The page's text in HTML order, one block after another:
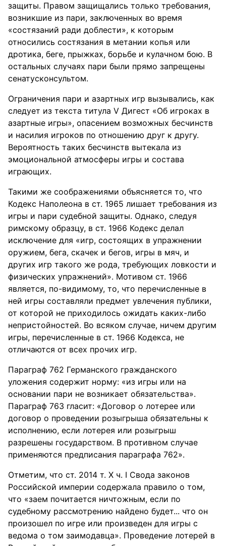
защиты. Правом защищались только требования,
возникшие из пари, заключенных во время
«состязаний ради доблести», к которым
относились состязания в метании копья или
дротика, беге, прыжках, борьбе и кулачном бою. В
остальных случаях пари были прямо запрещены
сенатусконсультом.
Ограничения пари и азартных игр вызывались, как
следует из текста титула V Дигест «Об игроках в
азартные игры», опасением возможных бесчинств
и насилия игроков по отношению друг к другу.
Вероятность таких бесчинств вытекала из
эмоциональной атмосферы игры и состава
играющих.
Такими же соображениями объясняется то, что
Кодекс Наполеона в ст. 1965 лишает требования из
игры и пари судебной защиты. Однако, следуя
римскому образцу, в ст. 1966 Кодекс делал
исключение для «игр, состоящих в упражнении
оружием, бега, скачек и бегов, игры в мяч, и
других игр такого же рода, требующих ловкости и
физических упражнений». Мотивом ст. 1966
является, по-видимому, то, что перечисленные в
ней игры составляли предмет увлечения публики,
от которой не приходилось ожидать каких-либо
непристойностей. Во всяком случае, ничем другим
игры, перечисленные в ст. 1966 Кодекса, не
отличаются от всех прочих игр.
Параграф 762 Германского гражданского
уложения содержит норму: «из игры или на
основании пари не возникает обязательства».
Параграф 763 гласит: «Договор о лотерее или
договор о проведении розыгрыша обязательны к
исполнению, если лотерея или розыгрыш
разрешены государством. В противном случае
применяются предписания параграфа 762».
Отметим, что ст. 2014 т. X ч. I Свода законов
Российской империи содержала правило о том,
что «заем почитается ничтожным, если по
судебному рассмотрению найдено будет... что он
произошел по игре или произведен для игры с
ведома о том заимодавца». Проведение лотерей в